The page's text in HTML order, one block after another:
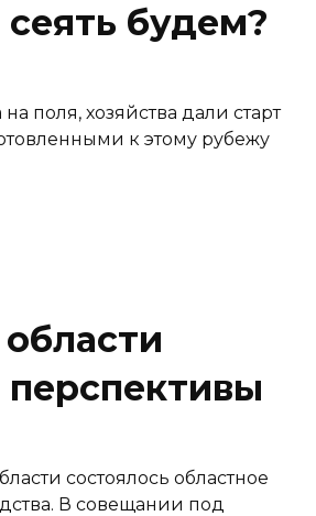
сеять будем?
поля, хозяйства дали старт
к этому рубежу
состоялось областное
В совещании под